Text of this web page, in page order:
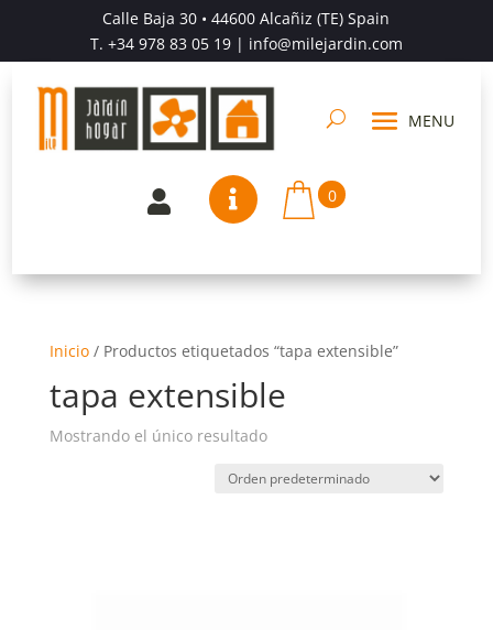
Calle Baja 30 • 44600 Alcañiz (TE) Spain
T. +34 978 83 05 19| info@milejardin.com
  0
Inicio/ Productos etiquetados “tapa extensible”
tapa extensible
Mostrando el único resultado